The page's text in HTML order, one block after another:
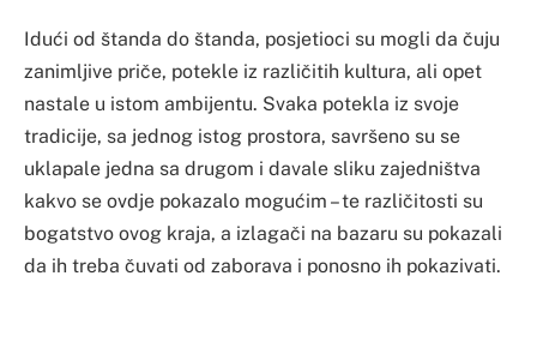
Idući od štanda do štanda, posjetioci su mogli da čuju
zanimljive priče, potekle iz različitih kultura, ali opet
nastale u istom ambijentu. Svaka potekla iz svoje
tradicije, sa jednog istog prostora, savršeno su se
uklapale jedna sa drugom i davale sliku zajedništva
kakvo se ovdje pokazalo mogućim – te različitosti su
bogatstvo ovog kraja, a izlagači na bazaru su pokazali
da ih treba čuvati od zaborava i ponosno ih pokazivati.